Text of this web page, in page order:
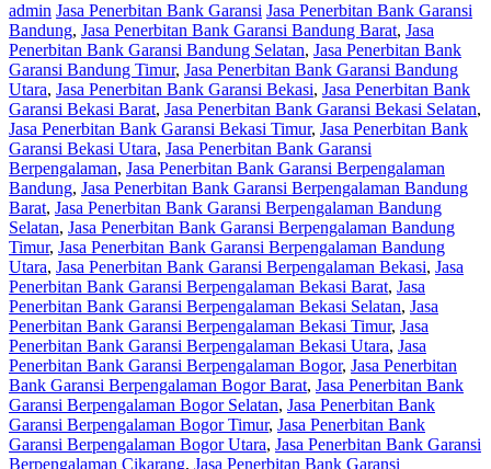
admin Jasa Penerbitan Bank Garansi Jasa Penerbitan Bank Garansi
Bandung, Jasa Penerbitan Bank Garansi Bandung Barat, Jasa
Penerbitan Bank Garansi Bandung Selatan, Jasa Penerbitan Bank
Garansi Bandung Timur, Jasa Penerbitan Bank Garansi Bandung
Utara, Jasa Penerbitan Bank Garansi Bekasi, Jasa Penerbitan Bank
Garansi Bekasi Barat, Jasa Penerbitan Bank Garansi Bekasi Selatan,
Jasa Penerbitan Bank Garansi Bekasi Timur, Jasa Penerbitan Bank
Garansi Bekasi Utara, Jasa Penerbitan Bank Garansi
Berpengalaman, Jasa Penerbitan Bank Garansi Berpengalaman
Bandung, Jasa Penerbitan Bank Garansi Berpengalaman Bandung
Barat, Jasa Penerbitan Bank Garansi Berpengalaman Bandung
Selatan, Jasa Penerbitan Bank Garansi Berpengalaman Bandung
Timur, Jasa Penerbitan Bank Garansi Berpengalaman Bandung
Utara, Jasa Penerbitan Bank Garansi Berpengalaman Bekasi, Jasa
Penerbitan Bank Garansi Berpengalaman Bekasi Barat, Jasa
Penerbitan Bank Garansi Berpengalaman Bekasi Selatan, Jasa
Penerbitan Bank Garansi Berpengalaman Bekasi Timur, Jasa
Penerbitan Bank Garansi Berpengalaman Bekasi Utara, Jasa
Penerbitan Bank Garansi Berpengalaman Bogor, Jasa Penerbitan
Bank Garansi Berpengalaman Bogor Barat, Jasa Penerbitan Bank
Garansi Berpengalaman Bogor Selatan, Jasa Penerbitan Bank
Garansi Berpengalaman Bogor Timur, Jasa Penerbitan Bank
Garansi Berpengalaman Bogor Utara, Jasa Penerbitan Bank Garansi
Berpengalaman Cikarang, Jasa Penerbitan Bank Garansi